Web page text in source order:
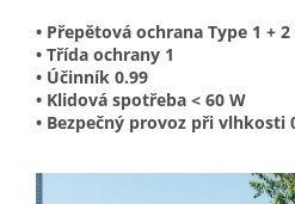
• Přepětová ochrana Type 1 + 2
• Třída ochrany 1
• Účinník 0.99
• Klidová spotřeba < 60 W
• Bezpečný provoz při vlhkosti